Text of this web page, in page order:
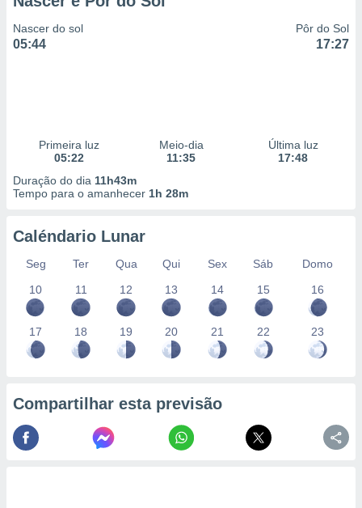
Nascer do sol
05:44
Pôr do Sol
17:27
Primeira luz
05:22
Meio-dia
11:35
Última luz
17:48
Duração do dia 11h43m
Tempo para o amanhecer 1h 28m
Caléndario Lunar
Seg Ter Qua Qui Sex Sáb
Domo
10
11 12 13 14 15 16
17 18 19 20 21 22 23
Compartilhar esta previsão